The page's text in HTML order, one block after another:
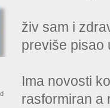
živ sam i
previše pisao
Ima novosti
rasformiran a